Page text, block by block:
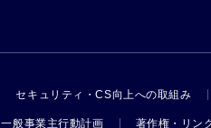
セキュリティ・CS向上への取組み
一般事業主行動計画 著作権・リン